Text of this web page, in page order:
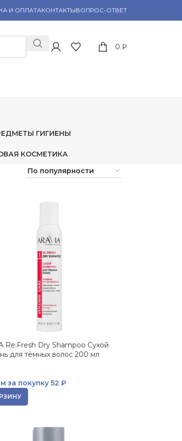
И ОПЛАТАКОНТАКТЫВОПРОС-ОТВЕТ
0 ₽
ГИГИЕНЫ
КОСМЕТИКА
Re:Fresh Dry Shampoo Сухой
для тёмных волос 200 мл
за покупку52 ₽